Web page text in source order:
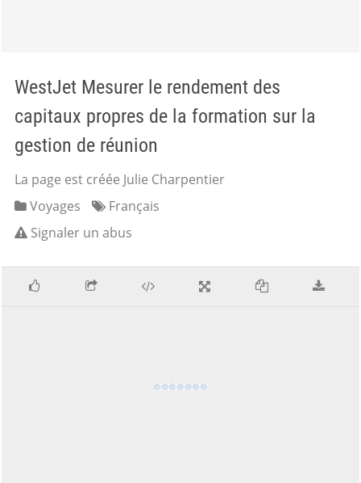
WestJet Mesurer le rendement des
capitaux propres de la formation sur la
gestion de réunion
La page est créée Julie Charpentier
Voyages
Français
Signaler un abus